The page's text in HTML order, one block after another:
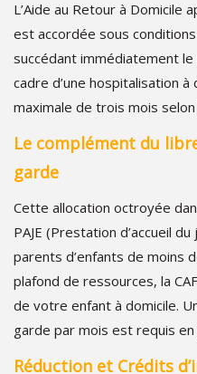
L’Aide au Retour à Domicile
est accordée sous
succédant immédiatement
cadre d’une hospitalisation
maximale de trois mois
Le complément du
garde
Cette allocation octroyée
PAJE (Prestation d’accueil
parents d’enfants de moins
plafond de ressources, la
de votre enfant à domicile.
garde par mois est requis
Réduction et Crédits